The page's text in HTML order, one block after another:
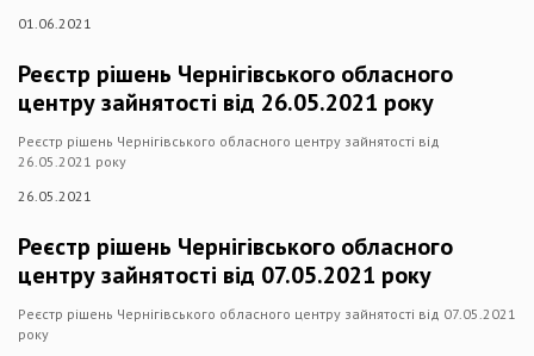
01.06.2021
Реєстр рішень Чернігівського обласного
центру зайнятості від 26.05.2021 року
Реєстр рішень Чернігівського обласного центру зайнятості від
26.05.2021 року
26.05.2021
Реєстр рішень Чернігівського обласного
центру зайнятості від 07.05.2021 року
Реєстр рішень Чернігівського обласного центру зайнятості від 07.05.2021
року